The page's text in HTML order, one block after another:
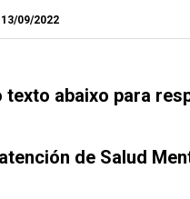
13/09/2022
texto abaixo para
de Salud